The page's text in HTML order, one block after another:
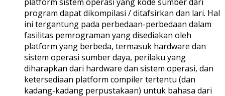
program dapat dikompilasi / ditafsirkan dan lari. Hal
ini tergantung pada perbedaan-perbedaan dalam
fasilitas pemrograman yang disediakan oleh
platform yang berbeda, termasuk hardware dan
sistem operasi sumber daya, perilaku yang
diharapkan dari hardware dan sistem operasi, dan
ketersediaan platform compiler tertentu (dan
kadang-kadang perpustakaan) untuk bahasa dari